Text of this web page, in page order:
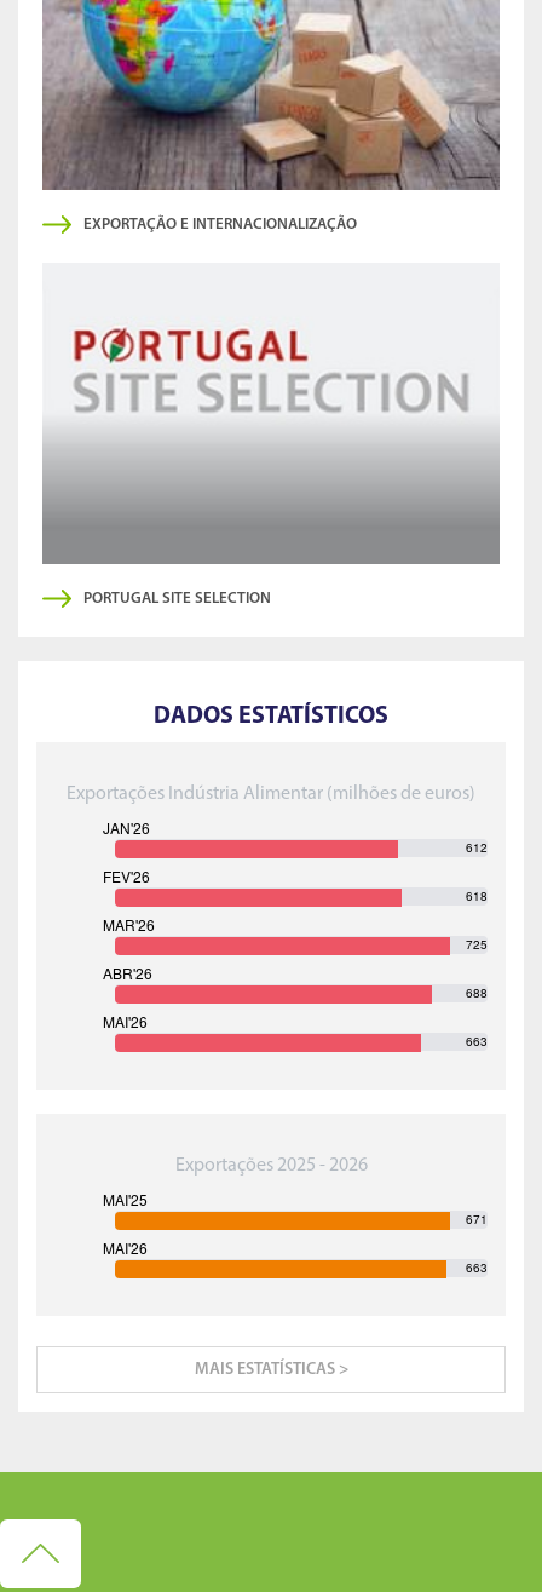
EXPORTAÇÃO E INTERNACIONALIZAÇÃO
PORTUGAL SITE SELECTION
DADOS ESTATÍSTICOS
Exportações Indústria Alimentar (milhões de euros)
612
618
725
688
663
Exportações 2025 - 2026
671
663
MAIS ESTATÍSTICAS >